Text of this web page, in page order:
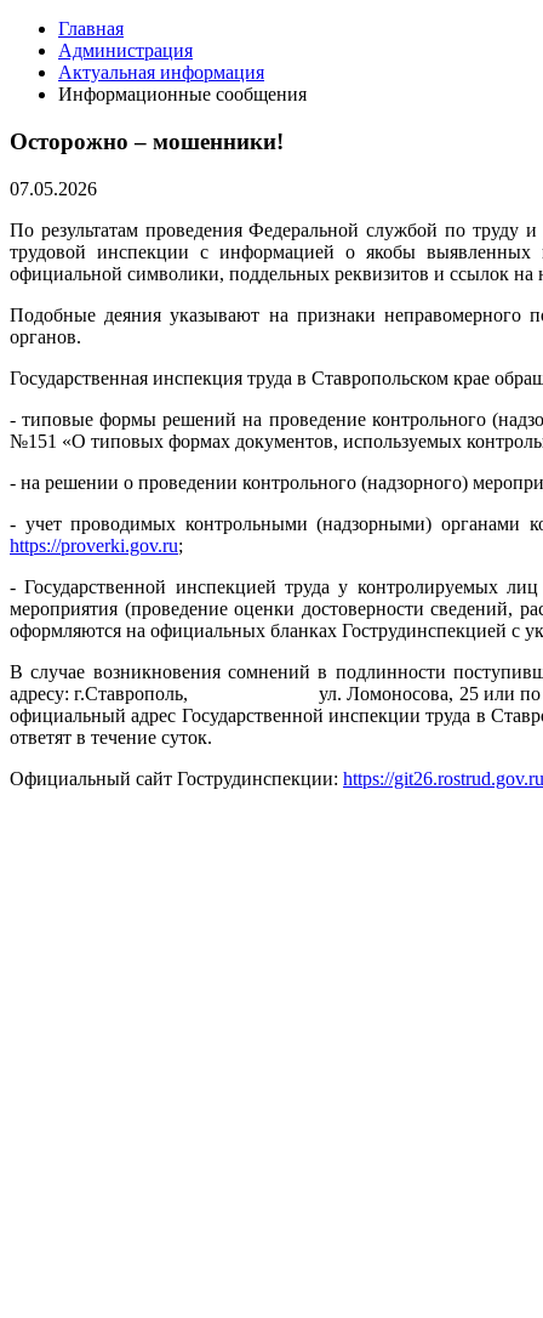
Главная
Администрация
Актуальная информация
Информационные сообщения
Осторожно – мошенники!
07.05.2026
По результатам проведения Федеральной службой по
трудовой инспекции с информацией о якобы выявленных
официальной символики, поддельных реквизитов и ссылок на
Подобные деяния указывают на признаки неправомерного
органов.
Государственная инспекция труда в Ставропольском крае
- типовые формы решений на проведение контрольного
№151 «О типовых формах документов, используемых
- на решении о проведении контрольного (надзорного)
- учет проводимых контрольными (надзорными) органами
https://proverki.gov.ru;
- Государственной инспекцией труда у контролируемых
мероприятия (проведение оценки достоверности сведений,
оформляются на официальных бланках Гострудинспекцией с
В случае возникновения сомнений в подлинности
адресу: г.Ставрополь, ул. Ломоносова, 25 или по
официальный адрес Государственной инспекции труда в
ответят в течение суток.
Официальный сайт Гострудинспекции: https://git26.rostrud.gov.ru